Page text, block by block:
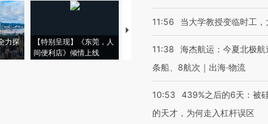
力探
【特别呈现】《东莞，人
间便利店》倾情上线
【推广】走进第四届链博
有意思的生活
11:56 当大学教授变临时工
11:38
海杰航运：今夏北极
条船、8航次｜出海·物流
10:53
439%之后的6天：被
的天才，为何走入杠杆误区